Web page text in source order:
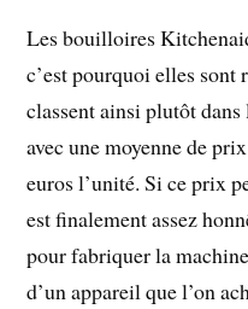
Les bouilloires
c’est pourquoi elles sont
classent ainsi plutôt
avec une moyenne de
euros l’unité. Si ce prix
est finalement assez
pour fabriquer la
d’un appareil que l’on